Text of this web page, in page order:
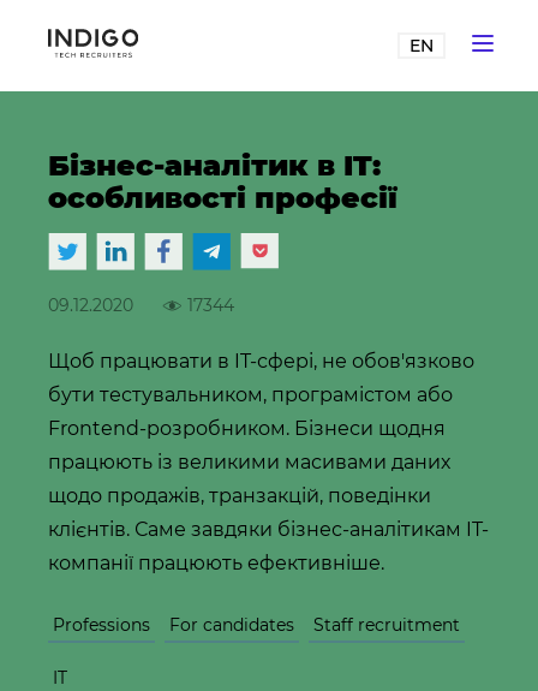
EN
Бізнес-аналітик в IT:
особливості професії
09.12.2020 17344
Щоб працювати в IT-сфері, не обов'язково
бути тестувальником, програмістом або
Frontend-розробником. Бізнеси щодня
працюють із великими масивами даних
щодо продажів, транзакцій, поведінки
клієнтів. Саме завдяки бізнес-аналітикам IT-
компанії працюють ефективніше.
Professions For candidates Staff recruitment
IT